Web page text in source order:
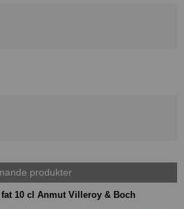
produkter
10 cl Anmut Villeroy & Boch